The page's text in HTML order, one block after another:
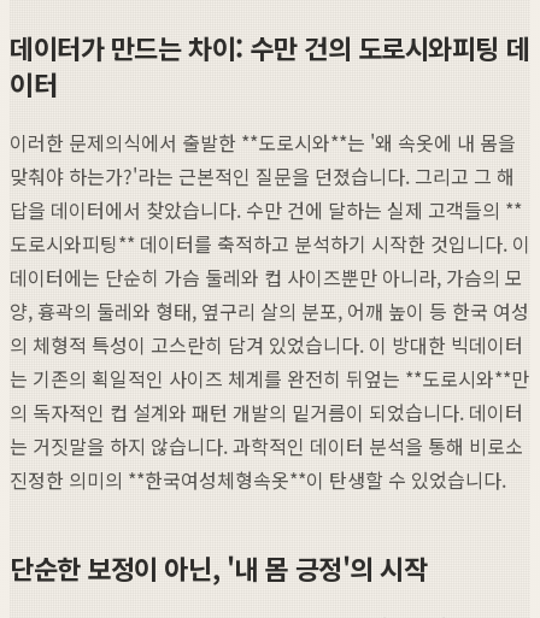
데이터가 만드는 차이: 수만 건의 도로시와피팅 데
이터
이러한 문제의식에서 출발한 **도로시와**는 '왜 속옷에 내 몸을
맞춰야 하는가?'라는 근본적인 질문을 던졌습니다. 그리고 그 해
답을 데이터에서 찾았습니다. 수만 건에 달하는 실제 고객들의 **
도로시와피팅** 데이터를 축적하고 분석하기 시작한 것입니다. 이
데이터에는 단순히 가슴 둘레와 컵 사이즈뿐만 아니라, 가슴의 모
양, 흉곽의 둘레와 형태, 옆구리 살의 분포, 어깨 높이 등 한국 여성
의 체형적 특성이 고스란히 담겨 있었습니다. 이 방대한 빅데이터
는 기존의 획일적인 사이즈 체계를 완전히 뒤엎는 **도로시와**만
의 독자적인 컵 설계와 패턴 개발의 밑거름이 되었습니다. 데이터
는 거짓말을 하지 않습니다. 과학적인 데이터 분석을 통해 비로소
진정한 의미의 **한국여성체형속옷**이 탄생할 수 있었습니다.
단순한 보정이 아닌, '내 몸 긍정'의 시작